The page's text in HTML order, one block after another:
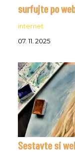
surfujte po
internet
07. 11. 2025
Sestavte si